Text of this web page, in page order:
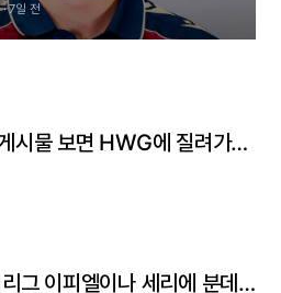
7일 전
인스타 이적시장 게시물 보면 HWG에 질려가네요 ㅋㅋ
레알 말고 타 유럽리그 이피엘이나 세리에 분데스 중에 팔로우하는 팀 잇나요?